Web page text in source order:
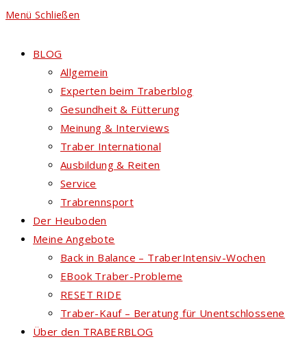
Menü Schließen
BLOG
Allgemein
Experten beim Traberblog
Gesundheit & Fütterung
Meinung & Interviews
Traber International
Ausbildung & Reiten
Service
Trabrennsport
Der Heuboden
Meine Angebote
Back in Balance – TraberIntensiv-Wochen
EBook Traber-Probleme
RESET RIDE
Traber-Kauf – Beratung für Unentschlossene
Über den TRABERBLOG